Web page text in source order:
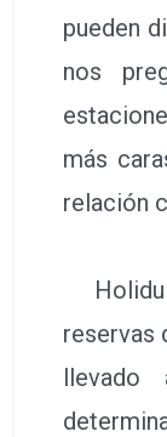
pueden
nos
más
relación
Holidu
reservas